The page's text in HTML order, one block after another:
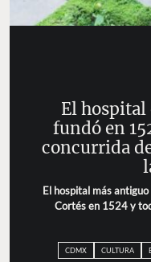
El hospital
fundó en
concurrida
El hospital más
Cortés en 1524 y
CDMX CULTURA